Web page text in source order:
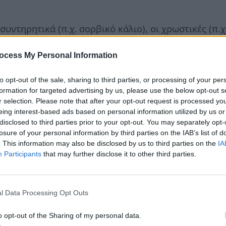
My Personal Information
opt-out of the sale, sharing to third parties, or processing of your
for targeted advertising by us, please use the below opt-out
selection. Please note that after your opt-out request is processed
interest-based ads based on personal information utilized by us
to third parties prior to your opt-out. You may separately
of your personal information by third parties on the IAB’s list of
This information may also be disclosed by us to third parties on the
Participants that may further disclose it to other third parties.
Data Processing Opt Outs
opt-out of the Sharing of my personal data.
(π.χ. σορβικό κάλιο), οι χρωστικές
από το φυτό στέβια), τα αντιοξειδωτικά
είναι λίγα μόνο από τα πρόσθετα συστατικά
τα τρόφιμα και πολλά από τα ροφήματά μας.
όπως είναι η γεύση, το χρώμα και η υφή.
στα τρόφιμα και τα ροφήματα μόνο
σκοπό – που δεν μπορεί να επιτευχθεί με
οργανοληπτικών χαρακτηριστικών των
προϊόντων σε καθορισμένες συνθήκες
να χρησιμοποιηθεί κάποιο πρόσθετο, θα
από τις αρμόδιες ελεγκτικές Αρχές. Στην